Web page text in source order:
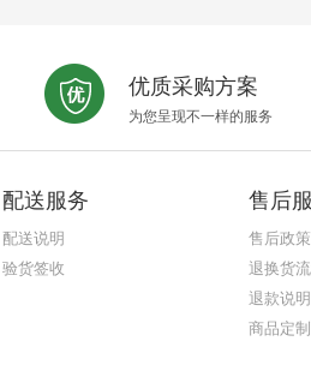
优质采购方案
为您呈现不一样的服务
配送服务
配送说明
验货签收
售后
售后政策
退换货
退款说明
商品定制